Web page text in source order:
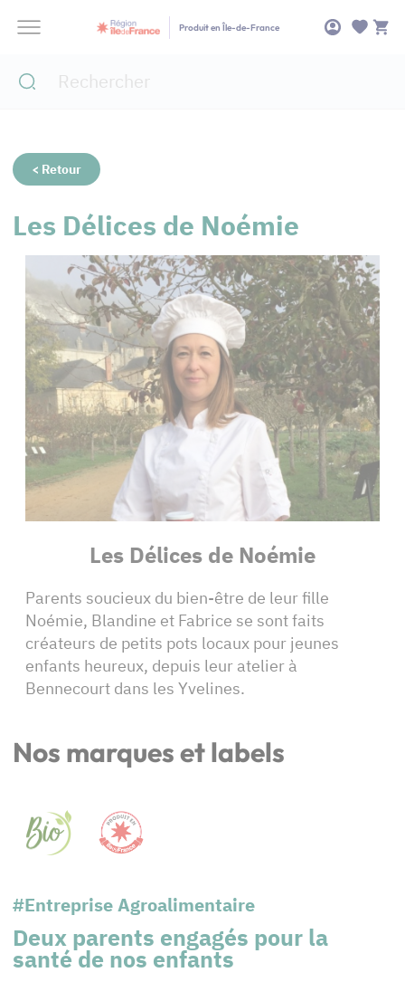
Produit en Île-de-France
< Retour
Les Délices de Noémie
Les Délices de Noémie
Parents soucieux du bien-être de leur fille
Noémie, Blandine et Fabrice se sont faits
créateurs de petits pots locaux pour jeunes
enfants heureux, depuis leur atelier à
Bennecourt dans les Yvelines.
Nos marques et labels
#Entreprise Agroalimentaire
Deux parents engagés pour la
santé de nos enfants